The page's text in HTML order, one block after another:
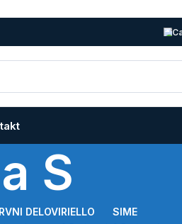
S
DELOVIRIELLO SIME